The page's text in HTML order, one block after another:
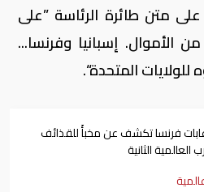
متن طائرة الرئاسة ”على
الأموال. إسبانيا وفرنسا...
المتحدة“.
فرنسا تكشف عن مخبأً للقذائف
العالمية الثانية